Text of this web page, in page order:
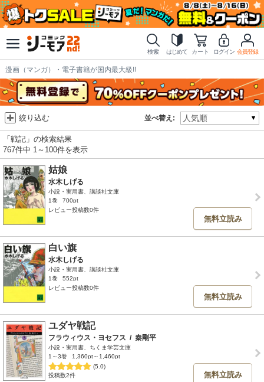
検索 はじめて カート ログイン 会員登録
漫画（マンガ）・電子書籍が国内最大級!!
並べ替え:
絞り込む
「戦記」の検索結果
767件中 1～100件を表示
姑娘
水木しげる
小説・実用書、講談社文庫
1巻
700pt
レビュー投稿数0件
無料立読み
白い旗
水木しげる
小説・実用書、講談社文庫
1巻
552pt
レビュー投稿数0件
無料立読み
ユダヤ戦記
フラウィウス・ヨセフス / 秦剛平
小説・実用書、ちくま学芸文庫
1～3巻
1,360pt～1,460pt
(5.0)
投稿数2件
無料立読み